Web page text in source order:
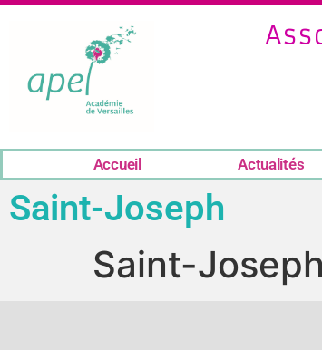
Accueil Actualités
Saint-Joseph
Saint-Joseph